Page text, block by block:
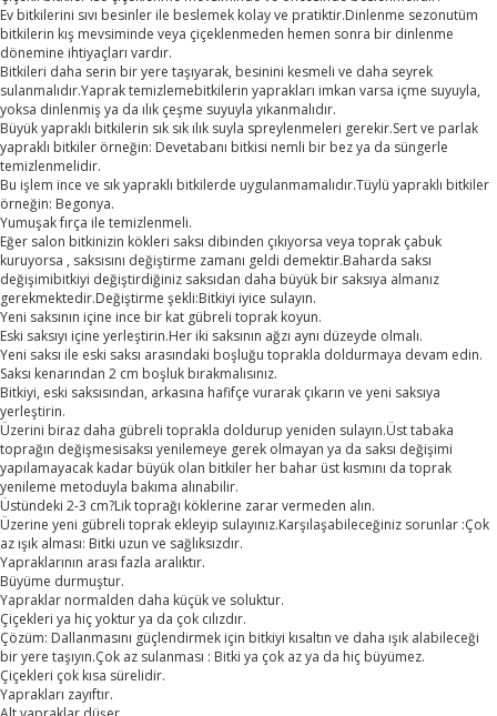
Ev bitkilerini sıvı besinler ile beslemek kolay ve pratiktir.Dinlenme sezonutüm
bitkilerin kış mevsiminde veya çiçeklenmeden hemen sonra bir dinlenme
dönemine ihtiyaçları vardır.
Bitkileri daha serin bir yere taşıyarak, besinini kesmeli ve daha seyrek
sulanmalıdır.Yaprak temizlemebitkilerin yaprakları imkan varsa içme suyuyla,
yoksa dinlenmiş ya da ılık çeşme suyuyla yıkanmalıdır.
Büyük yapraklı bitkilerin sık sık ılık suyla spreylenmeleri gerekir.Sert ve parlak
yapraklı bitkiler örneğin: Devetabanı bitkisi nemli bir bez ya da süngerle
temizlenmelidir.
Bu işlem ince ve sık yapraklı bitkilerde uygulanmamalıdır.Tüylü yapraklı bitkiler
örneğin: Begonya.
Yumuşak fırça ile temizlenmeli.
Eğer salon bitkinizin kökleri saksı dibinden çıkıyorsa veya toprak çabuk
kuruyorsa , saksısını değiştirme zamanı geldi demektir.Baharda saksı
değişimibitkiyi değiştirdiğiniz saksıdan daha büyük bir saksıya almanız
gerekmektedir.Değiştirme şekli:Bitkiyi iyice sulayın.
Yeni saksının içine ince bir kat gübreli toprak koyun.
Eski saksıyı içine yerleştirin.Her iki saksının ağzı aynı düzeyde olmalı.
Yeni saksı ile eski saksı arasındaki boşluğu toprakla doldurmaya devam edin.
Saksı kenarından 2 cm boşluk bırakmalısınız.
Bitkiyi, eski saksısından, arkasına hafifçe vurarak çıkarın ve yeni saksıya
yerleştirin.
Üzerini biraz daha gübreli toprakla doldurup yeniden sulayın.Üst tabaka
toprağın değişmesisaksı yenilemeye gerek olmayan ya da saksı değişimi
yapılamayacak kadar büyük olan bitkiler her bahar üst kısmını da toprak
yenileme metoduyla bakıma alınabilir.
Üstündeki 2-3 cm?Lik toprağı köklerine zarar vermeden alın.
Üzerine yeni gübreli toprak ekleyip sulayınız.Karşılaşabileceğiniz sorunlar :Çok
az ışık alması: Bitki uzun ve sağlıksızdır.
Yapraklarının arası fazla aralıktır.
Büyüme durmuştur.
Yapraklar normalden daha küçük ve soluktur.
Çiçekleri ya hiç yoktur ya da çok cılızdır.
Çözüm: Dallanmasını güçlendirmek için bitkiyi kısaltın ve daha ışık alabileceği
bir yere taşıyın.Çok az sulanması : Bitki ya çok az ya da hiç büyümez.
Çiçekleri çok kısa sürelidir.
Yaprakları zayıftır.